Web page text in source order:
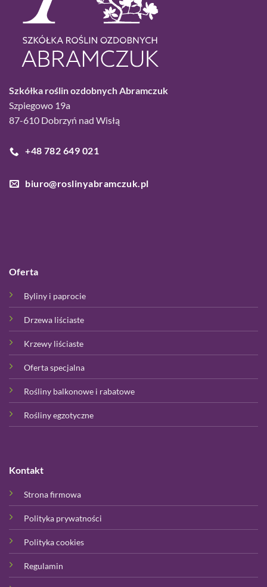
Szkółka roślin ozdobnych Abramczuk
Szpiegowo 19a
87-610 Dobrzyń nad Wisłą
+48 782 649 021
biuro@roslinyabramczuk.pl
Oferta
Byliny i paprocie
Drzewa liściaste
Krzewy liściaste
Oferta specjalna
Rośliny balkonowe i rabatowe
Rośliny egzotyczne
Kontakt
Strona firmowa
Polityka prywatności
Polityka cookies
Regulamin